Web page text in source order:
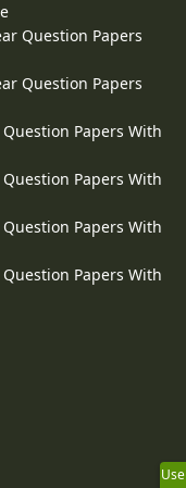
Question Papers
Question Papers
Question Papers With
Question Papers With
Question Papers With
Question Papers With
Use